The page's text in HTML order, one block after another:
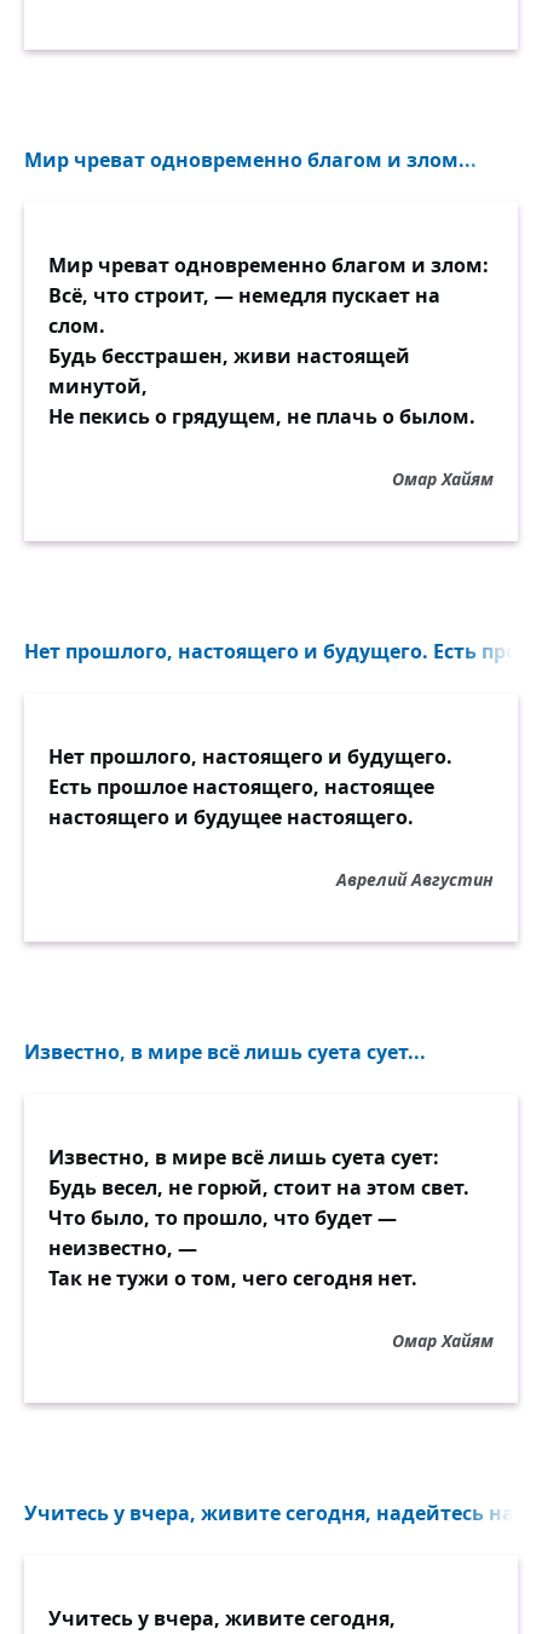
Мир чреват одновременно благом и злом...
Мир чреват одновременно благом и злом:
Всё, что строит, — немедля пускает на
слом.
Будь бесстрашен, живи настоящей
минутой,
Не пекись о грядущем, не плачь о былом.
Омар Хайям
Нет прошлого, настоящего и будущего. Есть
Нет прошлого, настоящего и будущего.
Есть прошлое настоящего, настоящее
настоящего и будущее настоящего.
Аврелий Августин
Известно, в мире всё лишь суета сует...
Известно, в мире всё лишь суета сует:
Будь весел, не горюй, стоит на этом свет.
Что было, то прошло, что будет —
неизвестно, —
Так не тужи о том, чего сегодня нет.
Омар Хайям
Учитесь у вчера, живите сегодня, надейтесь на
Учитесь у вчера, живите сегодня,